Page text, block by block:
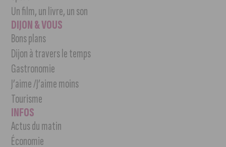
Un film, un livre, un son
DIJON & VOUS
Bons plans
Dijon à travers le temps
Gastronomie
J’aime /J’aime moins
Tourisme
INFOS
Actus du matin
Économie